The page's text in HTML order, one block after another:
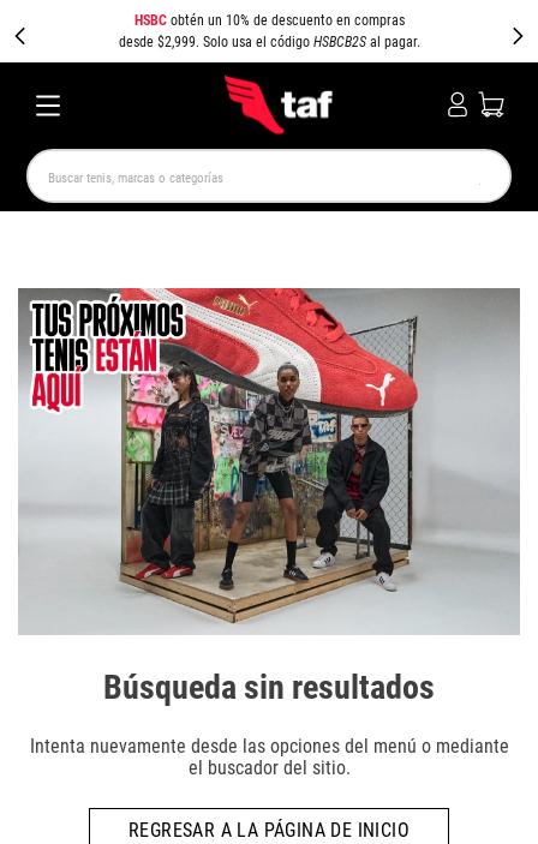
HSBCobtén un 10% de descuento en compras
desde $2,999. Solo usa el código HSBCB2Sal pagar.
Buscar tenis, marcas o categorías
Búsqueda sin resultados
Intenta nuevamente desde las opciones del menú o mediante
el buscador del sitio.
REGRESAR A LA PÁGINA DE INICIO
SPEEDCAT SPEZIAL JORDAN 1
CAMPUS AIR MAX